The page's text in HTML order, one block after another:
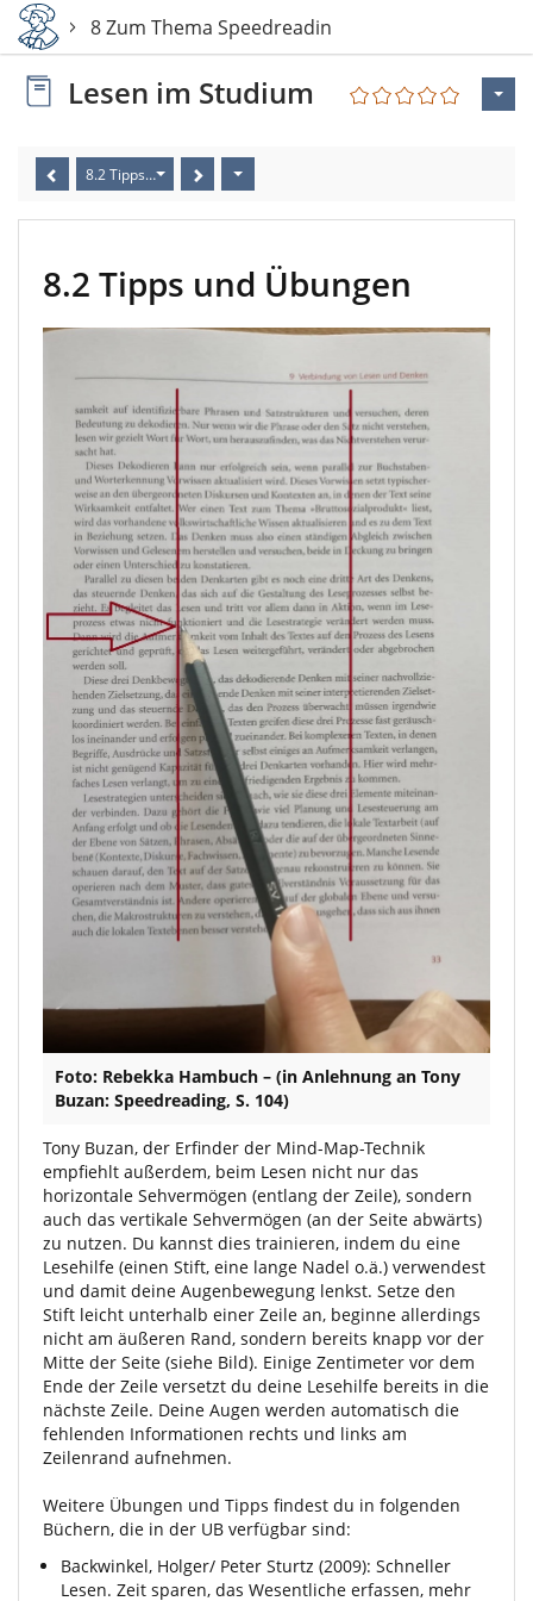
8 Zum Thema Speedreading
Lesen im Studium
8.2 Tipps und Übungen
8.2 Tipps und Übungen
Foto: Rebekka Hambuch – (in Anlehnung an Tony
Buzan: Speedreading, S. 104)
Tony Buzan, der Erfinder der Mind-Map-Technik
empfiehlt außerdem, beim Lesen nicht nur das
horizontale Sehvermögen (entlang der Zeile), sondern
auch das vertikale Sehvermögen (an der Seite abwärts)
zu nutzen. Du kannst dies trainieren, indem du eine
Lesehilfe (einen Stift, eine lange Nadel o.ä.) verwendest
und damit deine Augenbewegung lenkst. Setze den
Stift leicht unterhalb einer Zeile an, beginne allerdings
nicht am äußeren Rand, sondern bereits knapp vor der
Mitte der Seite (siehe Bild). Einige Zentimeter vor dem
Ende der Zeile versetzt du deine Lesehilfe bereits in die
nächste Zeile. Deine Augen werden automatisch die
fehlenden Informationen rechts und links am
Zeilenrand aufnehmen.
Weitere Übungen und Tipps findest du in folgenden
Büchern, die in der UB verfügbar sind:
Backwinkel, Holger/ Peter Sturtz (2009): Schneller
Lesen. Zeit sparen, das Wesentliche erfassen, mehr